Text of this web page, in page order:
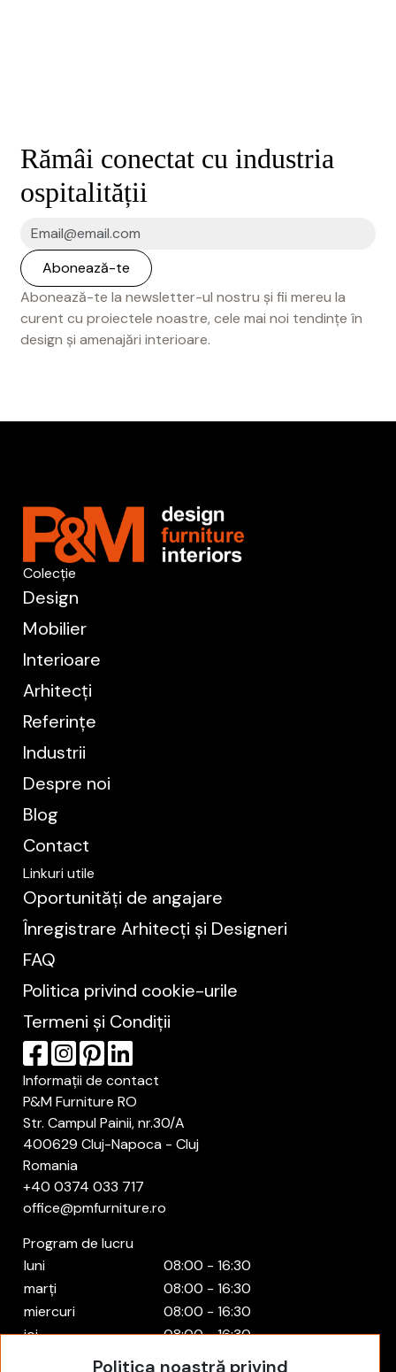
Rămâi conectat cu industria
ospitalității
Abonează-te la newsletter-ul nostru și fii mereu la
curent cu proiectele noastre, cele mai noi tendințe în
design și amenajări interioare.
Colecție
Design
Mobilier
Interioare
Arhitecți
Referințe
Industrii
Despre noi
Blog
Contact
Linkuri utile
Oportunități de angajare
Înregistrare Arhitecți și Designeri
FAQ
Politica privind cookie-urile
Termeni și Condiții
Informații de contact
P&M Furniture RO
Str. Campul Painii, nr.30/A
400629 Cluj-Napoca - Cluj
Romania
+40 0374 033 717
office@pmfurniture.ro
Program de lucru
luni
08:00 - 16:30
marți
08:00 - 16:30
miercuri
08:00 - 16:30
joi
08:00 - 16:30
08:00 - 16:30
Politica noastră privind